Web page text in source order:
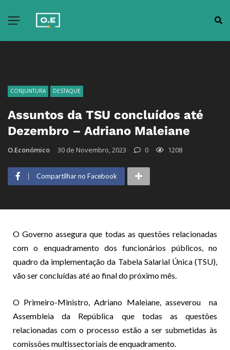
CONJUNTURA DESTAQUE
Assuntos da TSU concluídos até
Dezembro – Adriano Maleiane
O.Económico 30 de Novembro, 2023 0 1208
Compartilhar no Facebook
O Governo assegura que todas as questões relacionadas
com o enquadramento dos funcionários públicos, no
quadro da implementação da Tabela Salarial Única (TSU),
vão ser concluídas até ao final do próximo mês.
O Primeiro-Ministro, Adriano Maleiane, asseverou na
Assembleia da República que todas as questões
relacionadas com o processo estão a ser submetidas às
comissões multissectoriais de enquadramento.